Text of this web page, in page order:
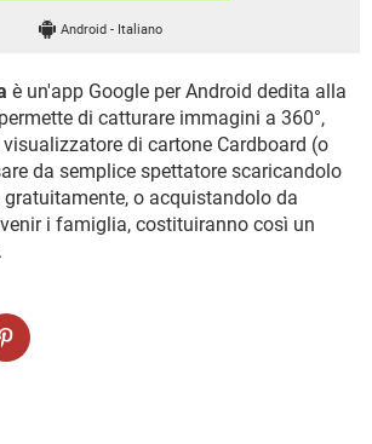
WHATSAPP
WHATSAPP
FACEBOOK
Android - Italiano
è un'app Google per Android dedita alla
di catturare immagini a 360°,
di cartone Cardboard (o
da semplice spettatore scaricandolo
gratuitamente, o acquistandolo da
i famiglia, costituiranno così un